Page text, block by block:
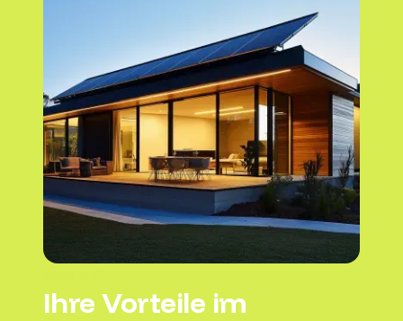
Ihre Vorteile im